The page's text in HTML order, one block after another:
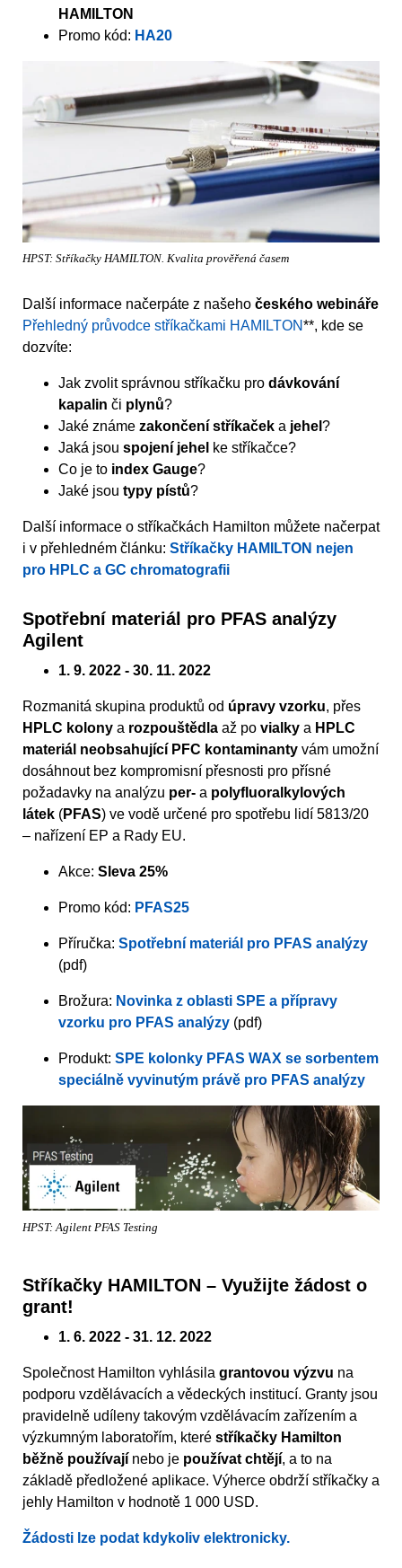
HAMILTON
Promo kód: HA20
HPST: Stříkačky HAMILTON. Kvalita prověřená časem
Další informace načerpáte z našeho českého webináře
Přehledný průvodce stříkačkami HAMILTON**, kde se
dozvíte:
Jak zvolit správnou stříkačku pro dávkování
kapalin či plynů?
Jaké známe zakončení stříkaček a jehel ?
Jaká jsou spojení jehel ke stříkačce?
Co je to index Gauge?
Jaké jsou typy pístů?
Další informace o stříkačkách Hamilton můžete načerpat
i v přehledném článku: Stříkačky HAMILTON nejen
pro HPLC a GC chromatografii
Spotřební materiál pro PFAS analýzy
Agilent
1. 9. 2022 - 30. 11. 2022
Rozmanitá skupina produktů od úpravy vzorku, přes
HPLC kolony a rozpouštědla až po vialky a HPLC
materiál neobsahující PFC kontaminanty vám umožní
dosáhnout bez kompromisní přesnosti pro přísné
požadavky na analýzu per- a polyfluoralkylových
látek (PFAS) ve vodě určené pro spotřebu lidí 5813/20
– nařízení EP a Rady EU.
Akce: Sleva 25%
Promo kód: PFAS25
Příručka: Spotřební materiál pro PFAS analýzy
(pdf)
Brožura: Novinka z oblasti SPE a přípravy
vzorku pro PFAS analýzy (pdf)
Produkt: SPE kolonky PFAS WAX se sorbentem
speciálně vyvinutým právě pro PFAS analýzy
HPST: Agilent PFAS Testing
Stříkačky HAMILTON – Využijte žádost o
grant!
1. 6. 2022 - 31. 12. 2022
Společnost Hamilton vyhlásila grantovou výzvu na
podporu vzdělávacích a vědeckých institucí. Granty jsou
pravidelně udíleny takovým vzdělávacím zařízením a
výzkumným laboratořím, které stříkačky Hamilton
běžně používají nebo je používat chtějí, a to na
základě předložené aplikace. Výherce obdrží stříkačky a
jehly Hamilton v hodnotě 1 000 USD.
Žádosti lze podat kdykoliv elektronicky.